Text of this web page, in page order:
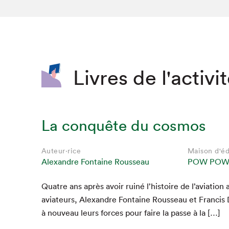
Que
Livres de
La conquête du cosmos
Auteur·rice
Alexandre Fontaine Rousseau
Maison
POW POW
Qua­tre ans après avoir ruiné l’histoire de l’aviation
avi­a­teurs, Alexan­dre Fontaine Rousseau et Fran­cis
à nou­veau leurs forces pour faire la passe à la […]